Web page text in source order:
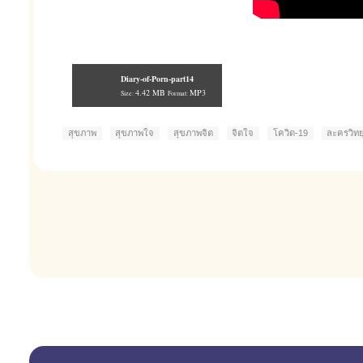
Diary-of-Porn-part14
Size: 4.42 MB Format: MP3
สุขภาพ สุขภาพใจ สุขภาพจิต จิตใจ โควิด-19 ละครวิทยุ